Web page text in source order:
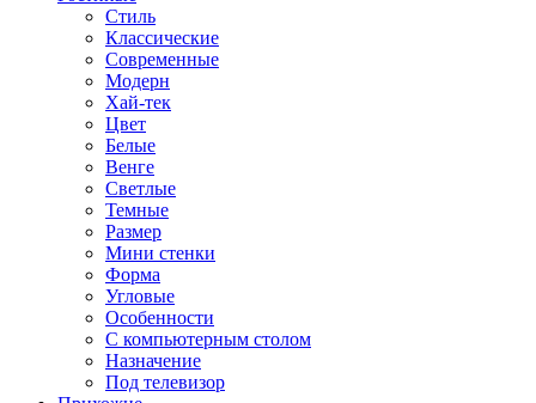
Стиль
Классические
Современные
Модерн
Хай-тек
Цвет
Белые
Венге
Светлые
Темные
Размер
Мини стенки
Форма
Угловые
Особенности
С компьютерным столом
Назначение
Под телевизор